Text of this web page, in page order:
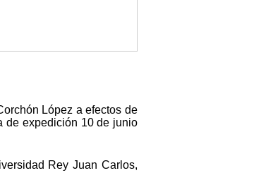
López a efectos de
de expedición 10 de junio
Rey Juan Carlos,